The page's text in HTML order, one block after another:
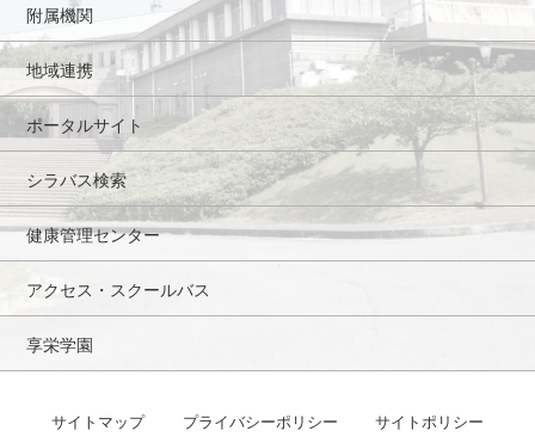
附属機関
地域連携
ポータルサイト
シラバス検索
健康管理センター
アクセス・スクールバス
享栄学園
サイトマップ プライバシーポリシー サイトポリシー